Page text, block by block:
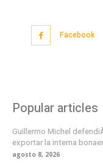
Facebook
Popular articles
Guillermo Michel
exportar la interna
agosto 8, 2026